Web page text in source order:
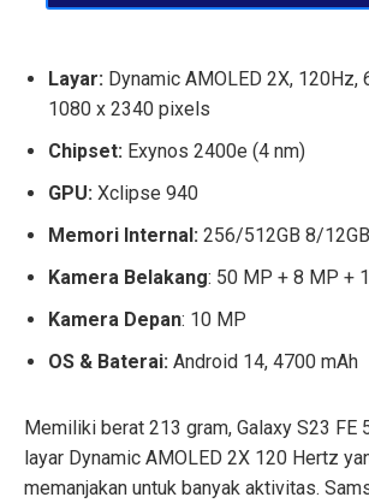
Layar: Dynamic AMOLED 2X, 120Hz,
1080 x 2340 pixels
Chipset: Exynos 2400e (4 nm)
GPU: Xclipse 940
Memori Internal: 256/512GB 8/
Kamera Belakang: 50 MP + 8 MP +
Kamera Depan: 10 MP
OS & Baterai: Android 14, 4700 mAh
Memiliki berat 213 gram, Galaxy S23 FE
layar Dynamic AMOLED 2X 120 Hertz
memanjakan untuk banyak aktivitas.